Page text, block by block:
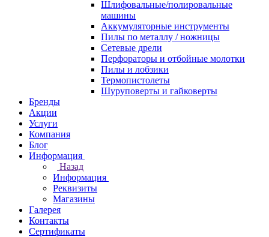
Шлифовальные/полировальные
машины
Аккумуляторные инструменты
Пилы по металлу / ножницы
Сетевые дрели
Перфораторы и отбойные молотки
Пилы и лобзики
Термопистолеты
Шуруповерты и гайковерты
Бренды
Акции
Услуги
Компания
Блог
Информация
Назад
Информация
Реквизиты
Магазины
Галерея
Контакты
Сертификаты